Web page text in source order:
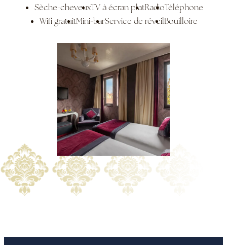
Sèche-cheveuxTV à écran platRadioTéléphone
Wifi gratuitMini-barService de réveilBouilloire